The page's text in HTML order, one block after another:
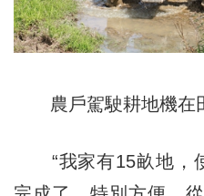
農戶駕駛耕地機
“我家有15畝地，